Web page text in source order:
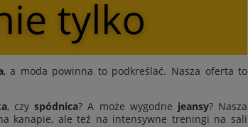
, a moda powinna to podkreślać. Nasza oferta to
, czyspódnica? A może wygodne jeansy? Nasza
kanapie, ale też na intensywne treningi na sali